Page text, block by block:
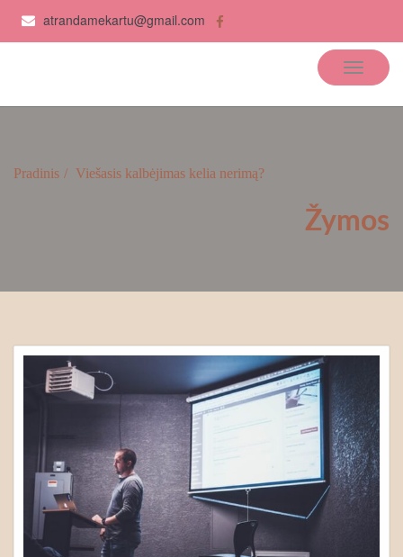
atrandamekartu@gmail.com
Pradinis Viešasis kalbėjimas kelia nerimą?
Žymos